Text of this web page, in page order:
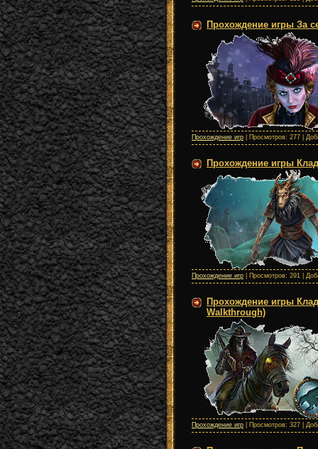
Прохождение игры За
Прохождение игр | Просмотров: 277 |
Прохождение игры
Прохождение игр | Просмотров: 291 |
Прохождение игры
Walkthrough)
Прохождение игр | Просмотров: 327 |